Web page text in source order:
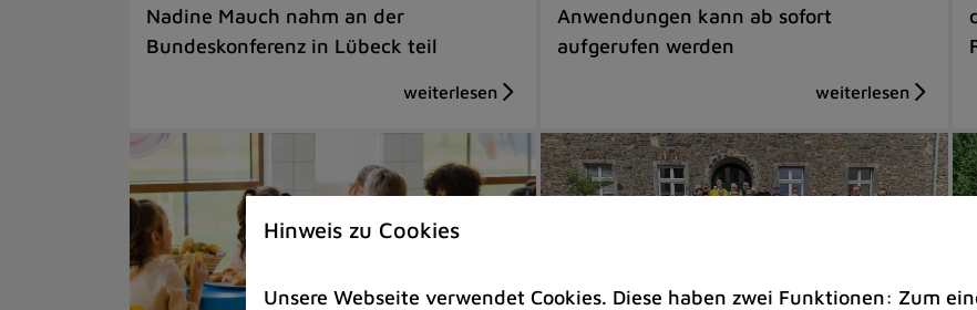
Nadine Mauch nahm an der
Bundeskonferenz in Lübeck teil
Anwendungen kann ab sofort
aufgerufen werden
Hinweis zu Cookies
Unsere Webseite verwendet Cookies. Diese haben zwei Funktionen: Zum